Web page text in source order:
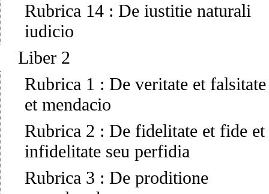
Rubrica 14 : De iustitie naturali
iudicio
Liber 2
Rubrica 1 : De veritate et falsitate
et mendacio
Rubrica 2 : De fidelitate et fide et
infidelitate seu perfidia
Rubrica 3 : De proditione